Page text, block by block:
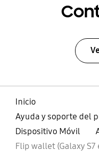
Inicio
Ayuda y soporte del
Dispositivo Móvil
Flip wallet (Galaxy S7